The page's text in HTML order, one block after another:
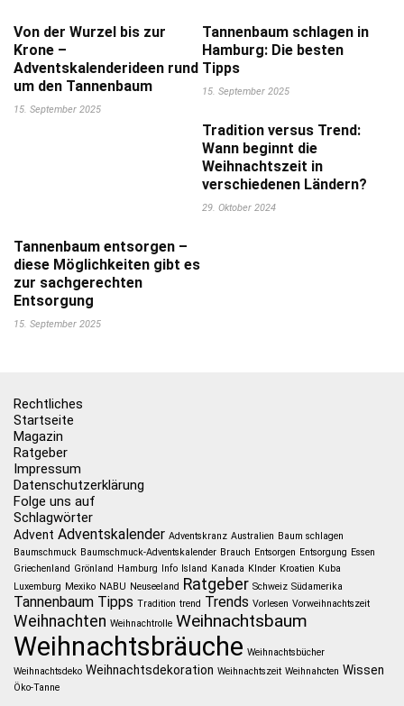
Von der Wurzel bis zur
Krone –
Adventskalenderideen rund
um den Tannenbaum
15. September 2025
Tannenbaum schlagen in
Hamburg: Die besten
Tipps
15. September 2025
Tradition versus Trend:
Wann beginnt die
Weihnachtszeit in
verschiedenen Ländern?
29. Oktober 2024
Tannenbaum entsorgen –
diese Möglichkeiten gibt es
zur sachgerechten
Entsorgung
15. September 2025
Rechtliches
Startseite
Magazin
Ratgeber
Impressum
Datenschutzerklärung
Folge uns auf
Schlagwörter
Advent Adventskalender Adventskranz Australien Baum schlagen
Baumschmuck Baumschmuck-Adventskalender Brauch Entsorgen Entsorgung Essen
Griechenland Grönland Hamburg Info Island Kanada KInder Kroatien Kuba
Luxemburg Mexiko NABU Neuseeland Ratgeber Schweiz Südamerika
Tannenbaum Tipps Tradition trend Trends Vorlesen Vorweihnachtszeit
Weihnachten Weihnachtrolle Weihnachtsbaum
Weihnachtsbräuche Weihnachtsbücher
Weihnachtsdeko Weihnachtsdekoration Weihnachtszeit Weihnahcten Wissen
Öko-Tanne